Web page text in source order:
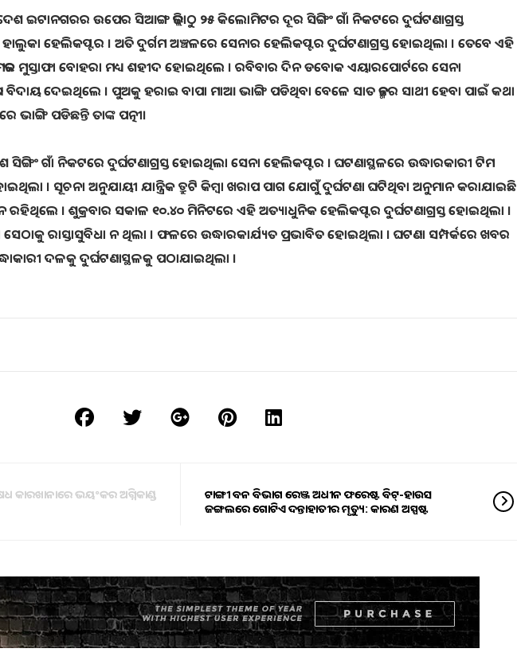
ଇଟାନଗରର ଉପେର ସିଆଙ୍ଗ ଜିଲ୍ଲାଠୁ ୨୫ କିଲୋମିଟର ଦୂର ସିଙ୍ଗିଂ ଗାଁ ନିକଟରେ ଦୁର୍ଘଟଣାଗ୍ରସ୍ତ
ହେଲିକପ୍ଟର । ଅତି ଦୁର୍ଗମ ଅଞ୍ଚଳରେ ସେନାର ହେଲିକପ୍ଟର ଦୁର୍ଘଟଣାଗ୍ରସ୍ତ ହୋଇଥିଲା । ତେବେ ଏହି
ମୁସ୍ତାଫା ବୋହରା ମଧ୍ୟ ଶହୀଦ ହୋଇଥିଲେ । ରବିବାର ଦିନ ଡବୋକ ଏୟାରପୋର୍ଟରେ ସେନା
ବିଦାୟ ଦେଇଥିଲେ । ପୁଅକୁ ହରାଇ ବାପା ମାଆ ଭାଙ୍ଗି ପଡିଥିବା ବେଳେ ସାତ ଜନ୍ମର ସାଥୀ ହେବା ପାଇଁ କଥା
ପଡିଛନ୍ତି ତାଙ୍କ ପତ୍ନୀ।
ସିଙ୍ଗିଂ ଗାଁ ନିକଟରେ ଦୁର୍ଘଟଣାଗ୍ରସ୍ତ ହୋଇଥିଲା ସେନା ହେଲିକପ୍ଟର । ଘଟଣାସ୍ଥଳରେ ଉଦ୍ଧାରକାରୀ ଟିମ
। ସୂଚନା ଅନୁଯାୟୀ ଯାନ୍ତ୍ରିକ ତ୍ରୁଟି କିମ୍ବା ଖରାପ ପାଗ ଯୋଗୁଁ ଦୁର୍ଘଟଣା ଘଟିଥିବା ଅନୁମାନ କରାଯାଇଛି
ରହିଥିଲେ । ଶୁକ୍ରବାର ସକାଳ ୧୦.୪୦ ମିନିଟରେ ଏହି ଅତ୍ୟାଧୁନିକ ହେଲିକପ୍ଟର ଦୁର୍ଘଟଣାଗ୍ରସ୍ତ ହୋଇଥିଲା ।
ରାସ୍ତାସୁବିଧା ନ ଥିଲା । ଫଳରେ ଉଦ୍ଧାରକାର୍ଯ୍ୟତ ପ୍ରଭାବିତ ହୋଇଥିଲା । ଘଟଣା ସମ୍ପର୍କରେ ଖବର
ଦଳକୁ ଦୁର୍ଘଟଣାସ୍ଥଳକୁ ପଠାଯାଇଥିଲା ।
କାରଖାନାରେ ଭୟଂକର ଅଗ୍ନିକାଣ୍ଡ
ଟାଙ୍ଗୀ ବନ ବିଭାଗ ରେଞ୍ଜ ଅଧୀନ ଫରେଷ୍ଟ ବିଟ୍-ହାଉସ
ଜଙ୍ଗଲରେ ଗୋଟିଏ ଦନ୍ତାହାତୀର ମୃତ୍ୟୁ: କାରଣ ଅସ୍ପଷ୍ଟ